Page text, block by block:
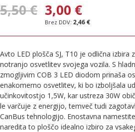
5,50 € 3,00 €
2,46 €
Avto LED plošča SJ, T10 je odlična izbira
notranjo osvetlitev svojega vozila. S
zmogljivim COB 3 LED diodom prinaša
enakomerno osvetlitev, ki bo izboljšala
učinkovitostjo 1,5W, kar ustreza 30W
le varčuje z energijo, temveč tudi
CanBus tehnologijo. Enostavna
naredita to ploščo idealno izbiro za